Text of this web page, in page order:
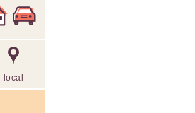
local